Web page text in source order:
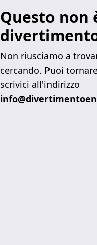
Questo non
Non riusciamo a
cercando. Puoi
scrivici all'indirizzo